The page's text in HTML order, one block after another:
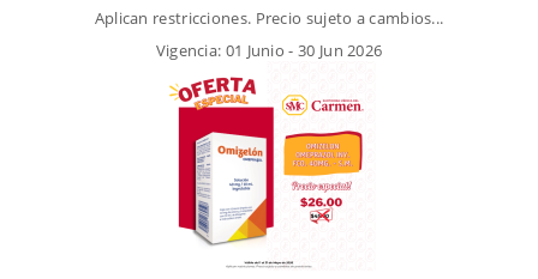
Aplican restricciones. Precio sujeto a cambios...
Vigencia: 01 Junio - 30 Jun 2026